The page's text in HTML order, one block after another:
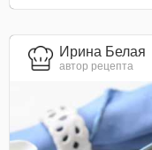
Ирина Белая
автор рецепта